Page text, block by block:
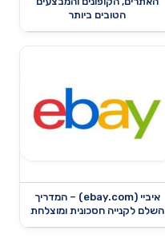
הטובים ביותר
איביי (ebay.com) – המדריך
השלם לקנייה חסכונית ומוצלחת